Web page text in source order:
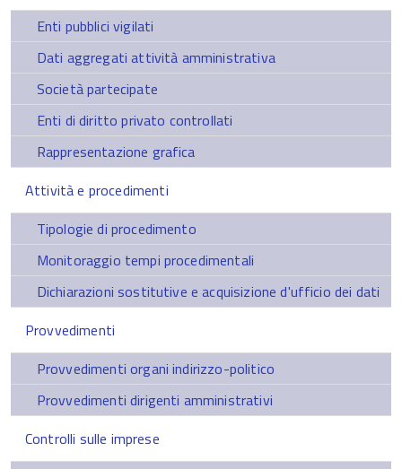
Enti pubblici vigilati
Dati aggregati attività amministrativa
Società partecipate
Enti di diritto privato controllati
Rappresentazione grafica
Attività e procedimenti
Tipologie di procedimento
Monitoraggio tempi procedimentali
Dichiarazioni sostitutive e acquisizione d'ufficio dei dati
Provvedimenti
Provvedimenti organi indirizzo-politico
Provvedimenti dirigenti amministrativi
Controlli sulle imprese